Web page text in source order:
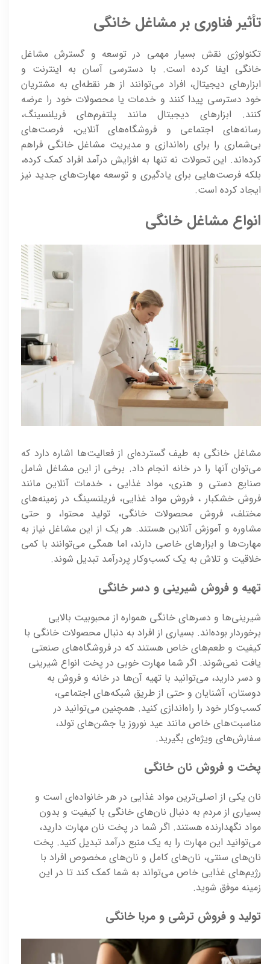
تأثیر فناوری بر مشاغل خانگی
تکنولوژی نقش بسیار مهمی در توسعه و گسترش مشاغل
خانگی ایفا کرده است. با دسترسی آسان به اینترنت و
ابزارهای دیجیتال، افراد می‌توانند از هر نقطه‌ای به مشتریان
خود دسترسی پیدا کنند و خدمات یا محصولات خود را عرضه
کنند. ابزارهای دیجیتال مانند پلتفرم‌های فریلنسینگ،
رسانه‌های اجتماعی و فروشگاه‌های آنلاین، فرصت‌های
بی‌شماری را برای راه‌اندازی و مدیریت مشاغل خانگی فراهم
کرده‌اند. این تحولات نه تنها به افزایش درآمد افراد کمک کرده،
بلکه فرصت‌هایی برای یادگیری و توسعه مهارت‌های جدید نیز
ایجاد کرده است.
انواع مشاغل خانگی
مشاغل خانگی به طیف گسترده‌ای از فعالیت‌ها اشاره دارد که
می‌توان آنها را در خانه انجام داد. برخی از این مشاغل شامل
صنایع دستی و هنری، مواد غذایی ، خدمات آنلاین مانند
فروش خشکبار ، فروش مواد غذایی، فریلنسینگ در زمینه‌های
مختلف، فروش محصولات خانگی، تولید محتوا، و حتی
مشاوره و آموزش آنلاین هستند. هر یک از این مشاغل نیاز به
مهارت‌ها و ابزارهای خاصی دارند، اما همگی می‌توانند با کمی
خلاقیت و تلاش به یک کسب‌وکار پردرآمد تبدیل شوند.
تهیه و فروش شیرینی و دسر خانگی
شیرینی‌ها و دسرهای خانگی همواره از محبوبیت بالایی
برخوردار بوده‌اند. بسیاری از افراد به دنبال محصولات خانگی با
کیفیت و طعم‌های خاص هستند که در فروشگاه‌های صنعتی
یافت نمی‌شوند. اگر شما مهارت خوبی در پخت انواع شیرینی
و دسر دارید، می‌توانید با تهیه آن‌ها در خانه و فروش به
دوستان، آشنایان و حتی از طریق شبکه‌های اجتماعی،
کسب‌وکار خود را راه‌اندازی کنید. همچنین می‌توانید در
مناسبت‌های خاص مانند عید نوروز یا جشن‌های تولد،
سفارش‌های ویژه‌ای بگیرید.
پخت و فروش نان خانگی
نان یکی از اصلی‌ترین مواد غذایی در هر خانواده‌ای است و
بسیاری از مردم به دنبال نان‌های خانگی با کیفیت و بدون
مواد نگهدارنده هستند. اگر شما در پخت نان مهارت دارید،
می‌توانید این مهارت را به یک منبع درآمد تبدیل کنید. پخت
نان‌های سنتی، نان‌های کامل و نان‌های مخصوص افراد با
رژیم‌های غذایی خاص می‌تواند به شما کمک کند تا در این
زمینه موفق شوید.
تولید و فروش ترشی و مربا خانگی